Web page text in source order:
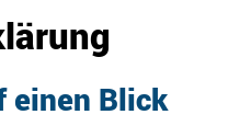
einen Blick